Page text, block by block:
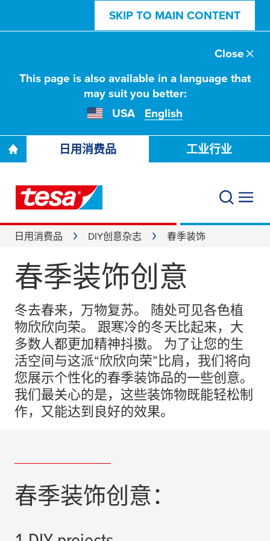
SKIP TO MAIN CONTENT
This page is also available in a language that
may suit you better:
USA
English
Close
日用消费品 工业行业
日用消费品 DIY创意杂志 春季装饰
春季装饰创意
冬去春来，万物复苏。 随处可见各色植
物欣欣向荣。 跟寒冷的冬天比起来，大
多数人都更加精神抖擞。 为了让您的生
活空间与这派“欣欣向荣”比肩，我们将向
您展示个性化的春季装饰品的一些创意。
我们最关心的是，这些装饰物既能轻松制
作，又能达到良好的效果。
春季装饰创意：